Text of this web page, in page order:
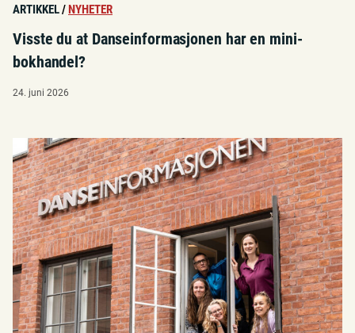
ARTIKKEL/NYHETER
Visste du at Danseinformasjonen har en mini-
bokhandel?
24. juni 2026